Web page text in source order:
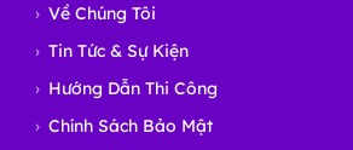
Về Chúng Tôi
Tin Tức & Sự Kiện
Hướng Dẫn Thi Công
Chính Sách Bảo Mật